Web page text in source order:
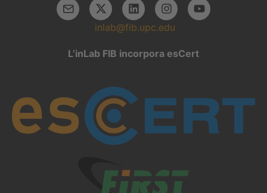
inlab@fib.upc.edu
L’inLab FIB incorpora esCert